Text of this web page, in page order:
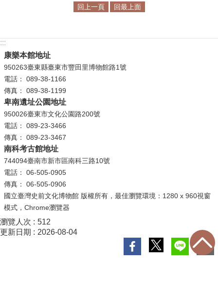
觀
覽
學
習
探
索
認
識
我
們
便
民
務
回上一頁 回最上面
:::
康樂本館地址
950263臺東縣臺東市豐田里博物館路1號
電話： 089-38-1166
傳真： 089-38-1199
卑南遺址公園地址
950026臺東市文化公園路200號
電話： 089-23-3466
傳真： 089-23-3467
南科考古館地址
744094臺南市新市區南科三路10號
電話： 06-505-0905
傳真： 06-505-0906
國立臺灣史前文化博物館 版權所有，最佳瀏覽環境：1280 x 960視窗
模式，Chrome瀏覽器
瀏覽人次
512
更新日期
2026-08-04